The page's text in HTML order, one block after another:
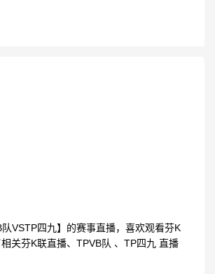
VSTP四九】的赛事直播，喜欢观看芬K
关芬K联直播、TPVB队 、TP四九 直播